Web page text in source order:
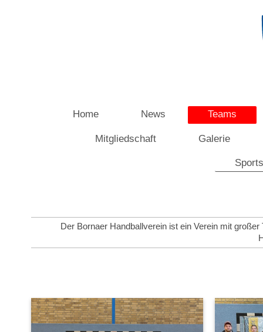
Home News Teams
Mitgliedschaft Galerie
Der Bornaer Handballverein ist ein Verein mit